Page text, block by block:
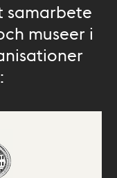
samarbete
museer i